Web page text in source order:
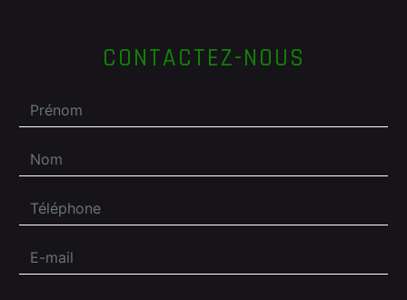
CONTACTEZ-NOUS